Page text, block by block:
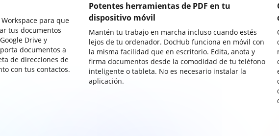
para que
tus documentos
Drive y
documentos a
de direcciones de
con tus contactos.
Potentes herramientas de PDF en tu
dispositivo móvil
Mantén tu trabajo en marcha incluso cuando estés
lejos de tu ordenador. DocHub funciona en móvil con
la misma facilidad que en escritorio. Edita, anota y
firma documentos desde la comodidad de tu teléfono
inteligente o tableta. No es necesario instalar la
aplicación.